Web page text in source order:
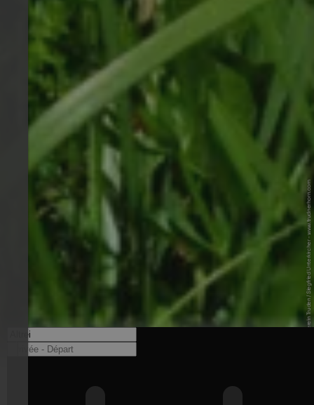
© Tourismusverein Truden / Siegfried Unterkircher - www.trudnerhorn.com